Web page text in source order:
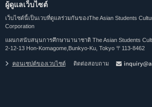
ผู้ดูแลเว็บไซต์
เว็บไซต์นี้เป็นเวบที่ดูแลร่วมกันของThe Asian Students
Corporation
แผนกสนับสนุนการศึกษานานาชาติ The Asian Students
2-12-13 Hon-Komagome,Bunkyo-Ku, Tokyo 〒113-8462
คอนเซปต์ของเวบไซต์ ติดต่อสอบถาม